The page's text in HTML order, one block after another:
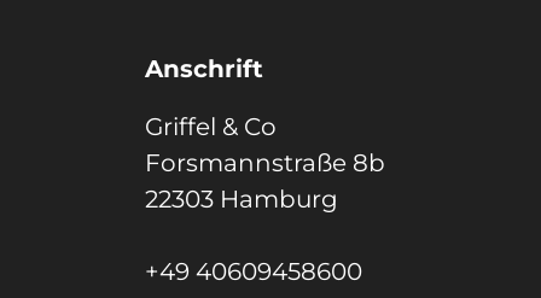
Anschrift
Griffel & Co
Forsmannstraße 8b
22303 Hamburg
+49 40609458600